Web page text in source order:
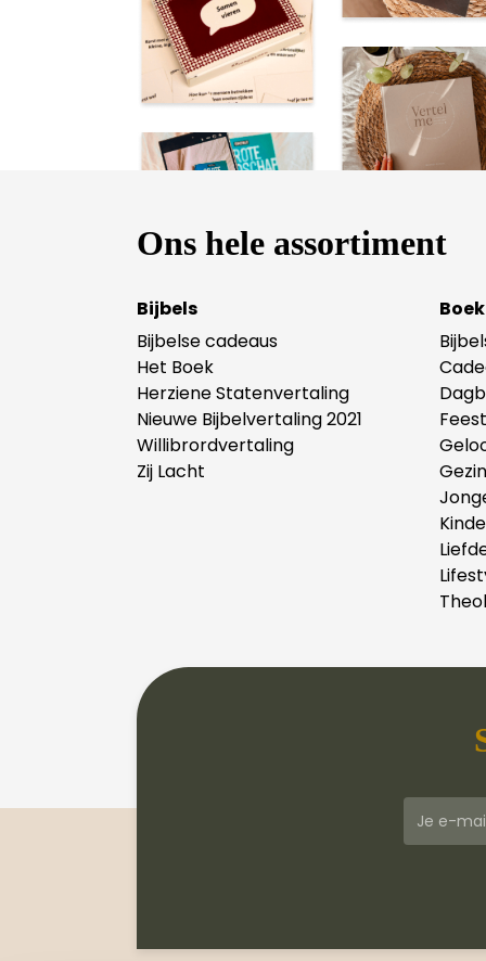
Ons hele assortiment
Bijbels
Bijbelse cadeaus
Het Boek
Herziene Statenvertaling
Nieuwe Bijbelvertaling 2021
Willibrordvertaling
Zij Lacht
Gezin